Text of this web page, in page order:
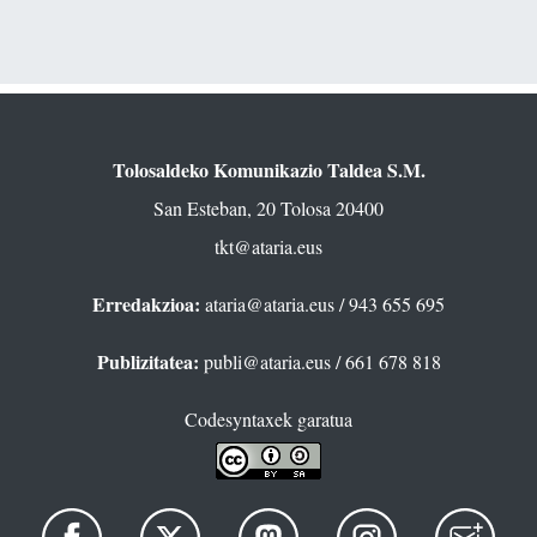
Tolosaldeko Komunikazio Taldea S.M.
San Esteban, 20 Tolosa 20400
tkt@ataria.eus
Erredakzioa: ataria@ataria.eus/ 943 655 695
Publizitatea: publi@ataria.eus/ 661 678 818
Codesyntaxek garatua